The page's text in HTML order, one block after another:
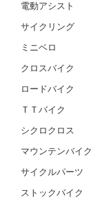
電動アシスト
サイクリング
ミニベロ
クロスバイク
ロードバイク
ＴＴバイク
シクロクロス
マウンテンバイク
サイクルパーツ
ストックバイク